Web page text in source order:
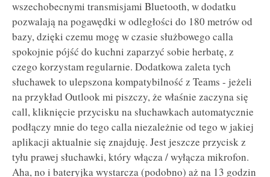
wszechobecnymi transmisjami Bluetooth, w dodatku
pozwalają na pogawędki w odległości do 180 metrów od
bazy, dzięki czemu mogę w czasie służbowego calla
spokojnie pójść do kuchni zaparzyć sobie herbatę, z
czego korzystam regularnie. Dodatkowa zaleta tych
słuchawek to ulepszona kompatybilność z Teams - jeżeli
na przykład Outlook mi piszczy, że właśnie zaczyna się
call, kliknięcie przycisku na słuchawkach automatycznie
podłączy mnie do tego calla niezależnie od tego w jakiej
aplikacji aktualnie się znajduję. Jest jeszcze przycisk z
tyłu prawej słuchawki, który włącza / wyłącza mikrofon.
Aha, no i bateryjka wystarcza (podobno) aż na 13 godzin